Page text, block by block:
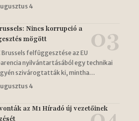
4
Nincs korrupció a
mögött
Brussels felfüggesztése az EU
nyilvántartásából egy technikai
szivárogtatták ki, mintha…
4
az M1 Híradó új vezetőinek